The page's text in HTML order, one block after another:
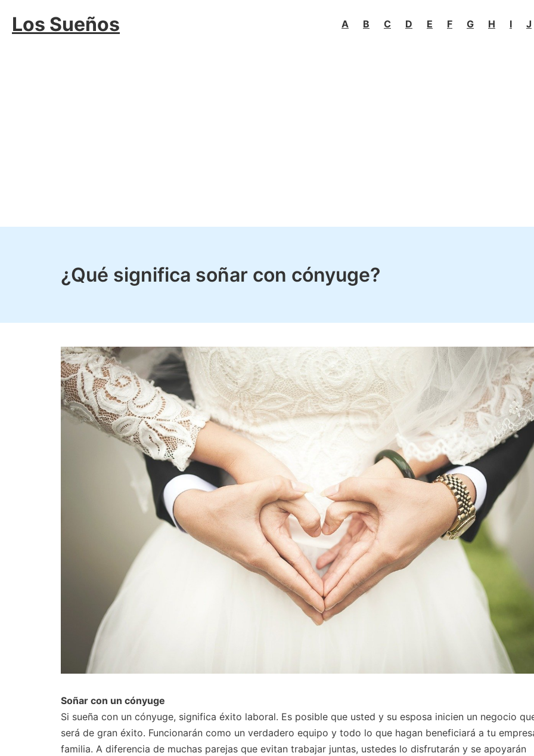
Los Sueños A B C D E F G H I J
¿Qué significa soñar con cónyuge?
Soñar con un cónyuge
Si sueña con un cónyuge, significa éxito laboral. Es posible que usted y su esposa inicien un negocio
será de gran éxito. Funcionarán como un verdadero equipo y todo lo que hagan beneficiará a tu
familia. A diferencia de muchas parejas que evitan trabajar juntas, ustedes lo disfrutarán y se apoyarán